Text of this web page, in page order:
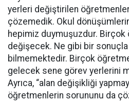
yerleri değiştirilen
çözemedik. Okul
hepimiz duymuşuzdur.
değişecek. Ne gibi bir sonuçla
bilmemektedir. Birçok
gelecek sene görev yerlerini
Ayrıca, “alan değişikliği
öğretmenlerin sorununu da